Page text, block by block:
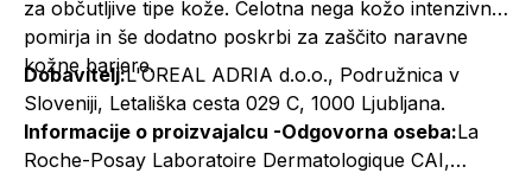
za občutljive tipe kože. Celotna nega kožo intenzivno
pomirja in še dodatno poskrbi za zaščito naravne
kožne bariere.
Dobavitelj:L'OREAL ADRIA d.o.o., Podružnica v
Sloveniji, Letališka cesta 029 C, 1000 Ljubljana.
Informacije o proizvajalcu -Odgovorna oseba:La
Roche-Posay Laboratoire Dermatologique CAI,